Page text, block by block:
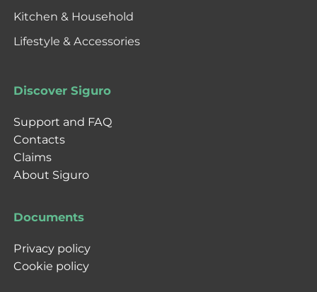
Kitchen & Household
Lifestyle & Accessories
Discover Siguro
Support and FAQ
Contacts
Claims
About Siguro
Documents
Privacy policy
Cookie policy